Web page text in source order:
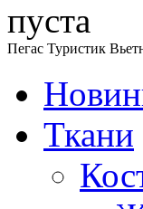
пуста
Пегас Туристик
Ткани